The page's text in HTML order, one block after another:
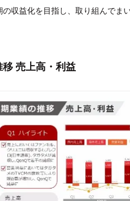
収益化を目指し、取り組んでまい
売上高・利益